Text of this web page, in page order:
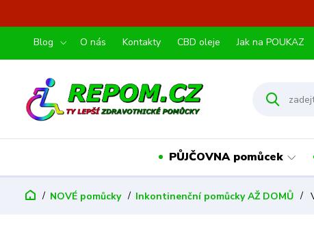
Blog O nás Kontakty CBD oleje Jak na POUKAZ
PŮJČOVNA pomůcek
NOVÉ pomůcky Inkontinenční pomůcky AŽ DOMŮ